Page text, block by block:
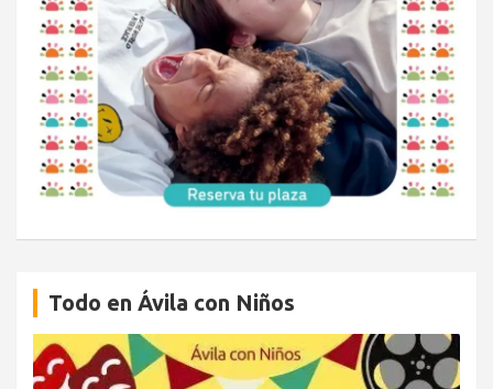
Todo en Ávila con Niños